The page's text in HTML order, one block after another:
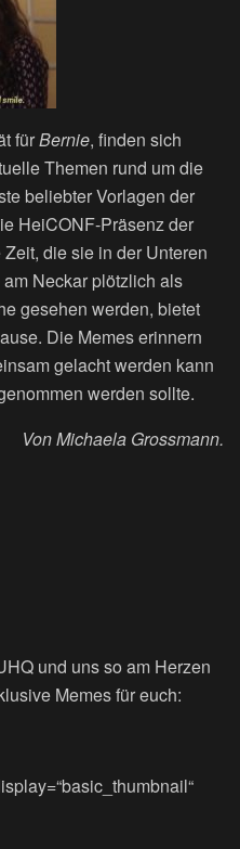
fürBernie, finden sich
Themen rund um die
beliebter Vorlagen der
HeiCONF-Präsenz der
die sie in der Unteren
Neckar plötzlich als
gesehen werden, bietet
Die Memes erinnern
gelacht werden kann
werden sollte.
Von Michaela Grossmann.
und uns so am Herzen
Memes für euch: